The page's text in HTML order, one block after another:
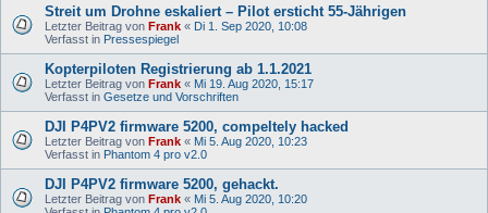
Streit um Drohne eskaliert – Pilot ersticht 55-Jährigen
Letzter Beitrag von Frank « Di 1. Sep 2020, 10:08
Verfasst in Pressespiegel
Kopterpiloten Registrierung ab 1.1.2021
Letzter Beitrag von Frank « Mi 19. Aug 2020, 15:17
Verfasst in Gesetze und Vorschriften
DJI P4PV2 firmware 5200, compeltely hacked
Letzter Beitrag von Frank « Mi 5. Aug 2020, 10:23
Verfasst in Phantom 4 pro v2.0
DJI P4PV2 firmware 5200, gehackt.
Letzter Beitrag von Frank « Mi 5. Aug 2020, 10:20